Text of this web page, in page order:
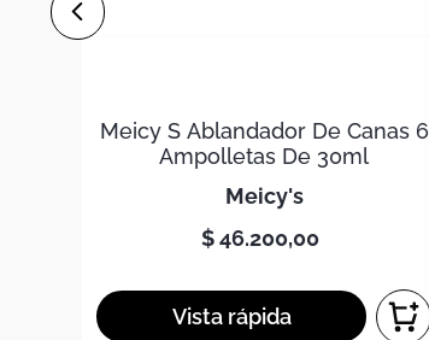
Meicy S Ablandador De Canas 6
Ampolletas De 30ml
meicy's
$ 46.200,00